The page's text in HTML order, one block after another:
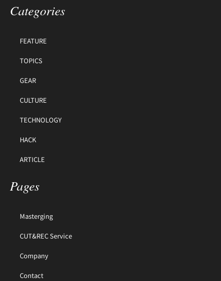
Categories
FEATURE
TOPICS
GEAR
CULTURE
TECHNOLOGY
HACK
ARTICLE
Pages
Masterging
CUT&REC Service
Company
Contact